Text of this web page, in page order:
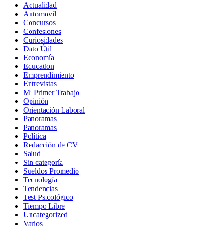
Actualidad
Automovil
Concursos
Confesiones
Curiosidades
Dato Útil
Economía
Education
Emprendimiento
Entrevistas
Mi Primer Trabajo
Opinión
Orientación Laboral
Panoramas
Panoramas
Política
Redacción de CV
Salud
Sin categoría
Sueldos Promedio
Tecnología
Tendencias
Test Psicológico
Tiempo Libre
Uncategorized
Varios